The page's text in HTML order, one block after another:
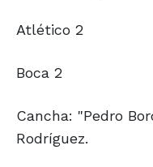
Atlético 2
Boca 2
Cancha: "Pedro
Rodríguez.